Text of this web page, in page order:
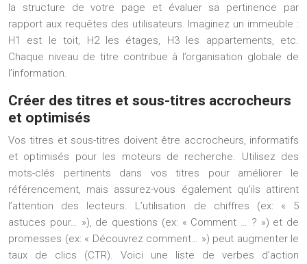
la structure de votre page et évaluer sa pertinence par
rapport aux requêtes des utilisateurs. Imaginez un immeuble :
H1 est le toit, H2 les étages, H3 les appartements, etc.
Chaque niveau de titre contribue à l’organisation globale de
l’information.
Créer des titres et sous-titres accrocheurs
et optimisés
Vos titres et sous-titres doivent être accrocheurs, informatifs
et optimisés pour les moteurs de recherche. Utilisez des
mots-clés pertinents dans vos titres pour améliorer le
référencement, mais assurez-vous également qu’ils attirent
l’attention des lecteurs. L’utilisation de chiffres (ex: « 5
astuces pour… »), de questions (ex: « Comment … ? ») et de
promesses (ex: « Découvrez comment… ») peut augmenter le
taux de clics (CTR). Voici une liste de verbes d’action